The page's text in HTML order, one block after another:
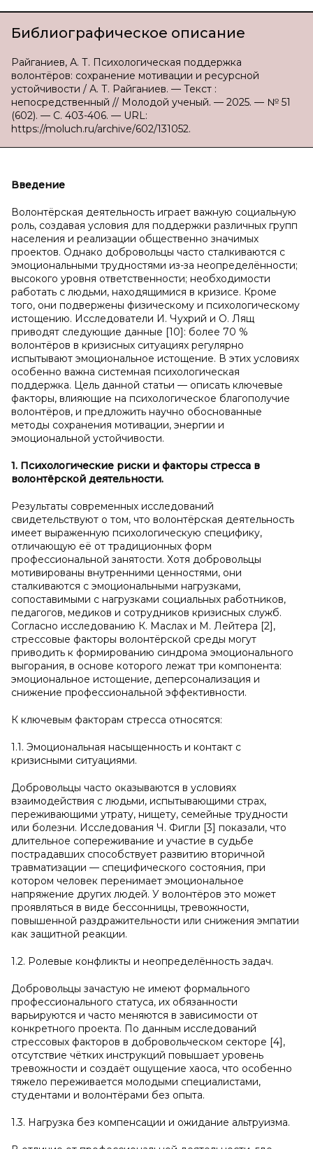
Библиографическое описание
Райганиев, А. Т. Психологическая поддержка
волонтёров: сохранение мотивации и ресурсной
устойчивости / А. Т. Райганиев. — Текст :
непосредственный // Молодой ученый. — 2025. — № 51
(602). — С. 403-406. — URL:
https://moluch.ru/archive/602/131052.
Введение
Волонтёрская деятельность играет важную социальную
роль, создавая условия для поддержки различных групп
населения и реализации общественно значимых
проектов. Однако добровольцы часто сталкиваются с
эмоциональными трудностями из-за неопределённости;
высокого уровня ответственности; необходимости
работать с людьми, находящимися в кризисе. Кроме
того, они подвержены физическому и психологическому
истощению. Исследователи И. Чухрий и О. Лящ
приводят следующие данные [10]: более 70 %
волонтёров в кризисных ситуациях регулярно
испытывают эмоциональное истощение. В этих условиях
особенно важна системная психологическая
поддержка. Цель данной статьи — описать ключевые
факторы, влияющие на психологическое благополучие
волонтёров, и предложить научно обоснованные
методы сохранения мотивации, энергии и
эмоциональной устойчивости.
1. Психологические риски и факторы стресса в
волонтёрской деятельности.
Результаты современных исследований
свидетельствуют о том, что волонтёрская деятельность
имеет выраженную психологическую специфику,
отличающую её от традиционных форм
профессиональной занятости. Хотя добровольцы
мотивированы внутренними ценностями, они
сталкиваются с эмоциональными нагрузками,
сопоставимыми с нагрузками социальных работников,
педагогов, медиков и сотрудников кризисных служб.
Согласно исследованию К. Маслах и М. Лейтера [2],
стрессовые факторы волонтёрской среды могут
приводить к формированию синдрома эмоционального
выгорания, в основе которого лежат три компонента:
эмоциональное истощение, деперсонализация и
снижение профессиональной эффективности.
К ключевым факторам стресса относятся:
1.1. Эмоциональная насыщенность и контакт с
кризисными ситуациями.
Добровольцы часто оказываются в условиях
взаимодействия с людьми, испытывающими страх,
переживающими утрату, нищету, семейные трудности
или болезни. Исследования Ч. Фигли [3] показали, что
длительное сопереживание и участие в судьбе
пострадавших способствует развитию вторичной
травматизации — специфического состояния, при
котором человек перенимает эмоциональное
напряжение других людей. У волонтёров это может
проявляться в виде бессонницы, тревожности,
повышенной раздражительности или снижения эмпатии
как защитной реакции.
1.2. Ролевые конфликты и неопределённость задач.
Добровольцы зачастую не имеют формального
профессионального статуса, их обязанности
варьируются и часто меняются в зависимости от
конкретного проекта. По данным исследований
стрессовых факторов в добровольческом секторе [4],
отсутствие чётких инструкций повышает уровень
тревожности и создаёт ощущение хаоса, что особенно
тяжело переживается молодыми специалистами,
студентами и волонтёрами без опыта.
1.3. Нагрузка без компенсации и ожидание альтруизма.